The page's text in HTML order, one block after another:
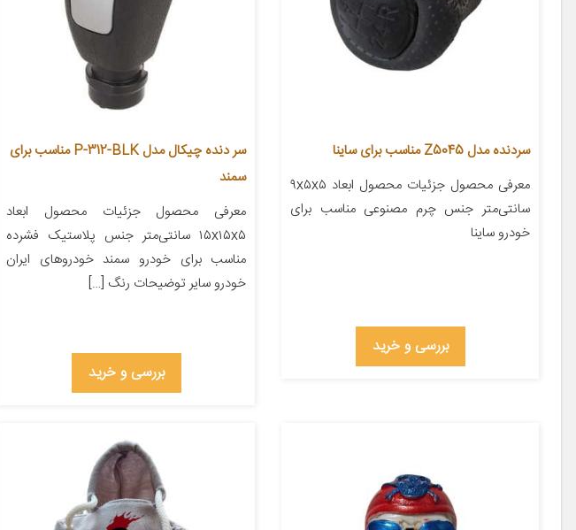
سردنده مدل Z5045 مناسب برای ساینا
معرفی محصول جزئیات محصول ابعاد ۹x۵x۵
سانتی‌متر جنس چرم مصنوعی مناسب برای
خودرو ساینا
بررسی و خرید
سر دنده چیکال مدل P-312-BLK مناسب برای
سمند
معرفی محصول جزئیات محصول ابعاد
۱۵x۱۵x۵ سانتی‌متر جنس پلاستیک فشرده
مناسب برای خودرو سمند خودروهای ایران
خودرو سایر توضیحات رنگ […]
بررسی و خرید